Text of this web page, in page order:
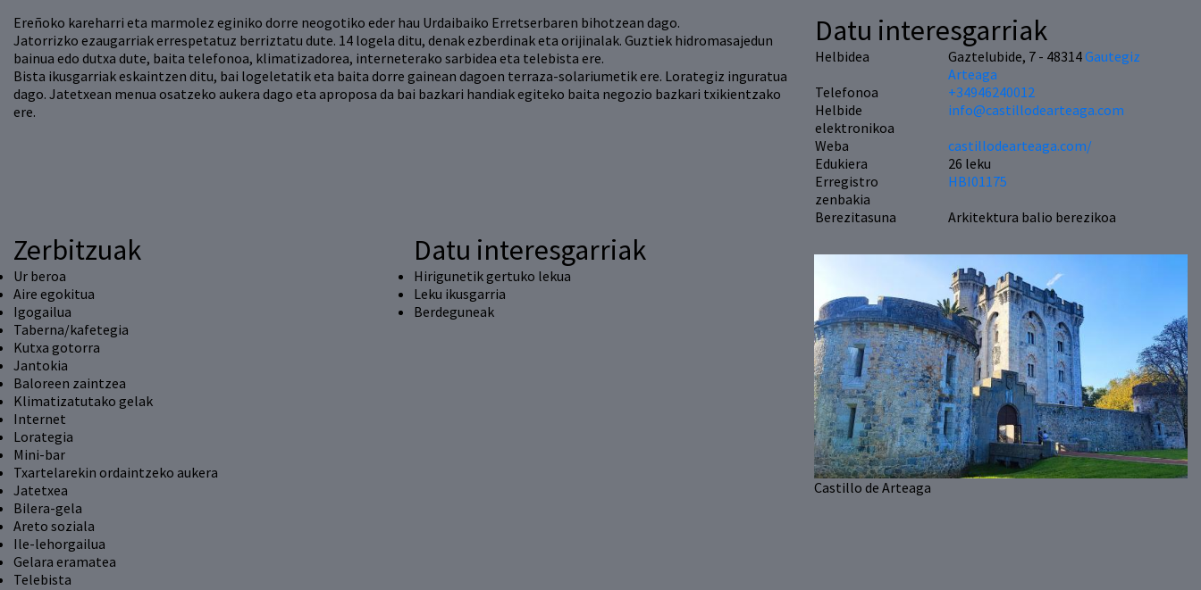
Ereñoko kareharri eta marmolez eginiko dorre neogotiko eder hau Urdaibaiko Erretserbaren bihotzean dago.
Jatorrizko ezaugarriak errespetatuz berriztatu dute. 14 logela ditu, denak ezberdinak eta orijinalak. Guztiek hidromasajedun
bainua edo dutxa dute, baita telefonoa, klimatizadorea, interneterako sarbidea eta telebista ere.
Bista ikusgarriak eskaintzen ditu, bai logeletatik eta baita dorre gainean dagoen terraza-solariumetik ere. Lorategiz inguratua
dago. Jatetxean menua osatzeko aukera dago eta aproposa da bai bazkari handiak egiteko baita negozio bazkari txikientzako
ere.
Datu interesgarriak
Helbidea Gaztelubide, 7 - 48314Gautegiz
Arteaga
Telefonoa
+34946240012
Helbide
elektronikoa
info@castillodearteaga.com
Weba
castillodearteaga.com/
Edukiera
26 leku
Erregistro
zenbakia
HBI01175
Berezitasuna
Arkitektura balio berezikoa
Zerbitzuak
Ur beroa
Aire egokitua
Igogailua
Taberna/kafetegia
Kutxa gotorra
Jantokia
Baloreen zaintzea
Klimatizatutako gelak
Internet
Lorategia
Mini-bar
Txartelarekin ordaintzeko aukera
Jatetxea
Bilera-gela
Areto soziala
Ile-lehorgailua
Gelara eramatea
Telebista
Datu interesgarriak
Hirigunetik gertuko lekua
Leku ikusgarria
Berdeguneak
Castillo de Arteaga